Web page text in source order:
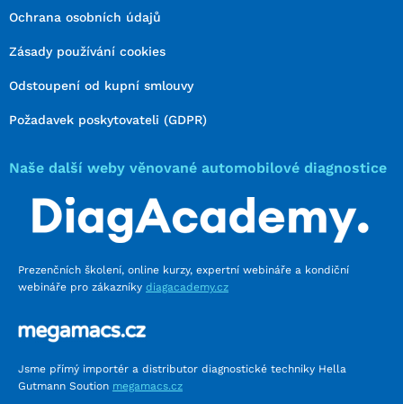
Ochrana osobních údajů
Zásady používání cookies
Odstoupení od kupní smlouvy
Požadavek poskytovateli (GDPR)
Naše další weby věnované automobilové diagnostice
Prezenčních školení, online kurzy, expertní webináře a kondiční
webináře pro zákazníky diagacademy.cz
Jsme přímý importér a distributor diagnostické techniky Hella
Gutmann Soution megamacs.cz